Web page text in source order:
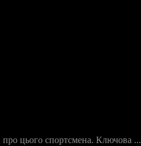
про цього спортсмена. Ключова ...